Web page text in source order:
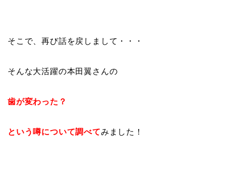
そこで、再び話を戻しまして・・・
そんな大活躍の本田翼さんの
歯が変わった？
という噂について調べてみました！